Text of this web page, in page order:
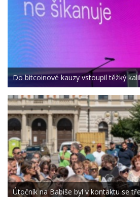
Do bitcoinové kauzy vstoupil těžký
Útočník na Babiše byl v kontaktu se